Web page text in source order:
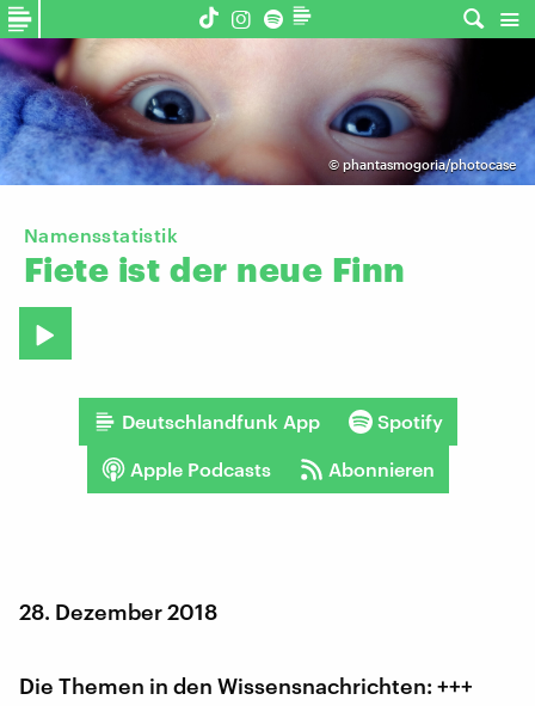
© phantasmogoria/photocase
Namensstatistik
Fiete ist der neue Finn
Deutschlandfunk App Spotify
Apple Podcasts Abonnieren
28. Dezember 2018
Die Themen in den Wissensnachrichten: +++